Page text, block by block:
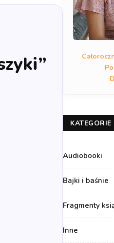
KATEGORIE
Audiobooki
Bajki i baśnie
Fragmenty
Inne